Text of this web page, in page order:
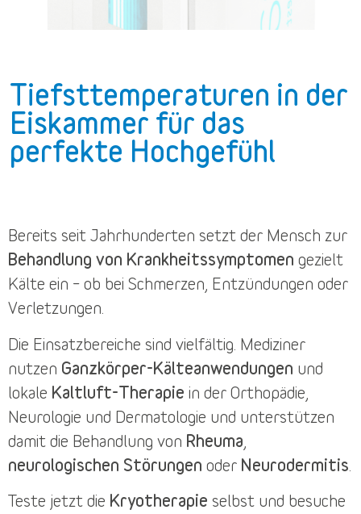
Tiefsttemperaturen in der
Eiskammer für das
perfekte Hochgefühl
Bereits seit Jahrhunderten setzt der Mensch zur
Behandlung von Krankheitssymptomen gezielt
Kälte ein – ob bei Schmerzen, Entzündungen oder
Verletzungen.
Die Einsatzbereiche sind vielfältig. Mediziner
nutzen Ganzkörper-Kälteanwendungen und
lokale Kaltluft-Therapie in der Orthopädie,
Neurologie und Dermatologie und unterstützen
damit die Behandlung von Rheuma
neurologischen Störungen oder Neurodermitis
Teste jetzt die Kryotherapie selbst und besuche